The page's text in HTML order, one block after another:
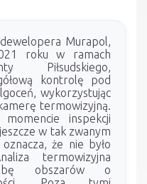
Murapol,
roku w ramach
Piłsudskiego,
kontrolę pod
wykorzystując
termowizyjną.
inspekcji
w tak zwanym
że nie było
termowizyjna
obszarów o